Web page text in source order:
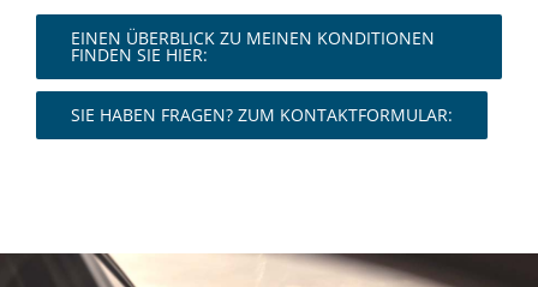
EINEN ÜBERBLICK ZU MEINEN KONDITIONEN
FINDEN SIE HIER:
SIE HABEN FRAGEN? ZUM KONTAKTFORMULAR: